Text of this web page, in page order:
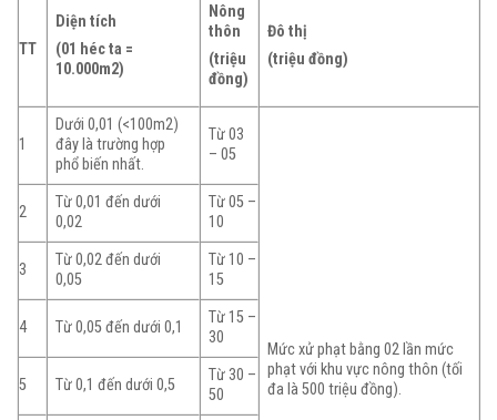
TT
Diện tích
(01 héc ta =
10.000m2)
Nông
thôn
(triệu
đồng)
Đô thị
(triệu đồng)
1
Dưới 0,01 (<100m2)
đây là trường hợp
phổ biến nhất.
Từ 03
– 05
Mức xử phạt bằng 02 lần mức
phạt với khu vực nông thôn (tối
đa là 500 triệu đồng).
2
Từ 0,01 đến dưới
0,02
Từ 05 –
10
3
Từ 0,02 đến dưới
0,05
Từ 10 –
15
4 Từ 0,05 đến dưới 0,1
Từ 15 –
30
5 Từ 0,1 đến dưới 0,5
Từ 30 –
50